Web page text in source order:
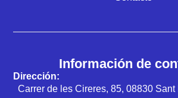
Información de
Dirección:
Carrer de les Cireres, 85, 08830